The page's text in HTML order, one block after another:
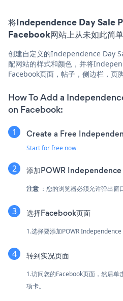
将Independence Day Sale
Facebook网站上从未如此简单
创建自定义的Independence Day
配网站的样式和颜色，并将
Facebook页面，帖子，侧边栏，页
How To Add a
on Facebook:
Create a Free
Start for free now
添加POWR
注意 ：您的浏览器必须允许弹出窗
选择Facebook页面
1.选择要添加POWR
转到实况页面
1.访问您的Facebook页面，然后
项卡。